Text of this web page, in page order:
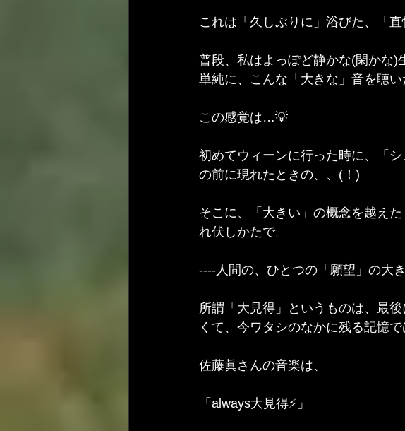
これは「久しぶりに」浴びた、「直
普段、私はよっぽど静かな(閑かな
単純に、こんな「大きな」音を聴い
この感覚は…💡
初めてウィーンに行った時に、「
の前に現れたときの、、(！)
そこに、「大きい」の概念を越え
れ伏しかたで。
----人間の、ひとつの「願望」の大
所謂「大見得」というものは、最
くて、今ワタシのなかに残る記憶で
佐藤眞さんの音楽は、
「always大見得⚡」